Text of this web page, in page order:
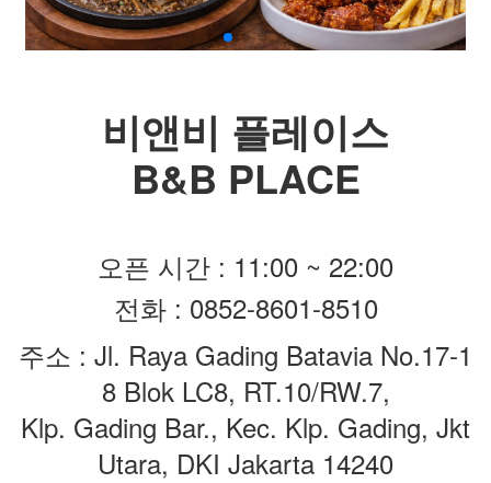
비앤비 플레이스
B&B PLACE
오픈 시간 : 11:00 ~ 22:00
전화 : 0852-8601-8510
주소 : Jl. Raya Gading Batavia No.17-1
8 Blok LC8, RT.10/RW.7,
Klp. Gading Bar., Kec. Klp. Gading, Jkt
Utara, DKI Jakarta 14240